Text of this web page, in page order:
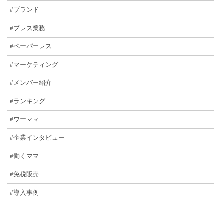
#ブランド
#プレス業務
#ペーパーレス
#マーケティング
#メンバー紹介
#ランキング
#ワーママ
#企業インタビュー
#働くママ
#免税販売
#導入事例